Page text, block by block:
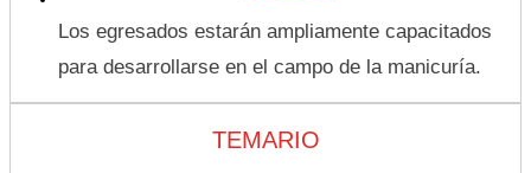
Los egresados estarán ampliamente capacitados
para desarrollarse en el campo de la manicuría.
TEMARIO